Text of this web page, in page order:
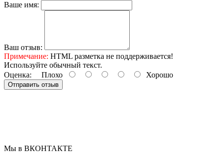
Ваше имя:
Ваш отзыв:
Примечание: HTML разметка не поддерживается!
Используйте обычный текст.
Оценка: Плохо Хорошо
Отправить отзыв
Мы в ВКОНТАКТЕ